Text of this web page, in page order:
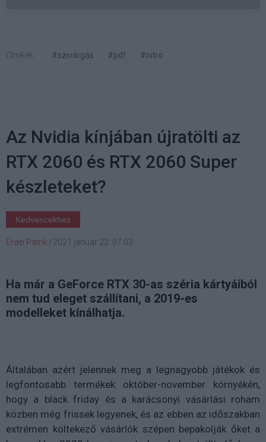
Címkék: #szivárgás #pdf #nitro
Az Nvidia kínjában újratölti az
RTX 2060 és RTX 2060 Super
készleteket?
Kedvencekhez
Erdei Patrik | 2021 január 22. 07:03
Ha már a GeForce RTX 30-as széria kártyáiból
nem tud eleget szállítani, a 2019-es
modelleket kínálhatja.
Általában azért jelennek meg a legnagyobb játékok és
legfontosabb termékek október-november környékén,
hogy a black friday és a karácsonyi vásárlási roham
közben még frissek legyenek, és az ebben az időszakban
extrémen költekező vásárlók szépen bepakolják őket a